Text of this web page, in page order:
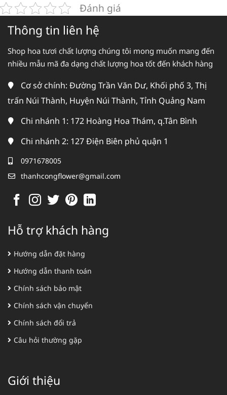
Đánh giá
Thông tin liên hệ
Shop hoa tươi chất lượng chúng tôi mong muốn mang đến
nhiều mẫu mã đa dạng chất lượng hoa tốt đến khách hàng
Cơ sở chính: Đường Trần Văn Dư, Khối phố 3, Thị
trấn Núi Thành, Huyện Núi Thành, Tỉnh Quảng Nam
Chi nhánh 1: 172 Hoàng Hoa Thám, q.Tân Bình
Chi nhánh 2: 127 Điện Biên phủ quận 1
0971678005
thanhcongflower@gmail.com
Hỗ trợ khách hàng
Hướng dẫn đặt hàng
Hướng dẫn thanh toán
Chính sách bảo mật
Chính sách vận chuyển
Chính sách đổi trả
Câu hỏi thường gặp
Giới thiệu